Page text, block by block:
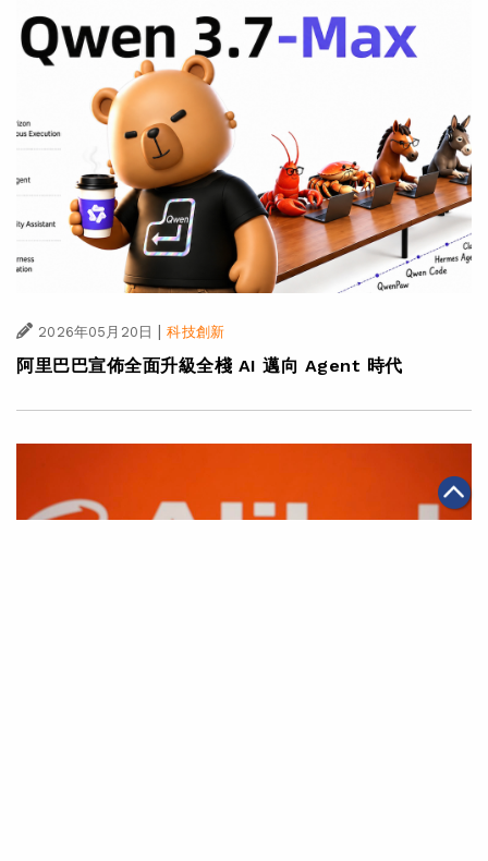
2026年05月20日 | 科技創新
阿里巴巴宣佈全面升級全棧 AI 邁向 Agent 時代